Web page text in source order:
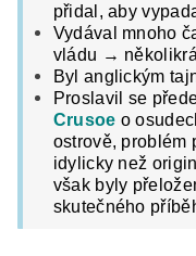
přidal, aby
Vydával mnoho
vládu →
Byl anglickým
Proslavil se
Crusoe o
ostrově, problém
idylicky než
však byly
skutečného